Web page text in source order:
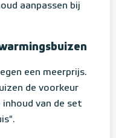
aanpassen bij
een meerprijs.
de voorkeur
van de set